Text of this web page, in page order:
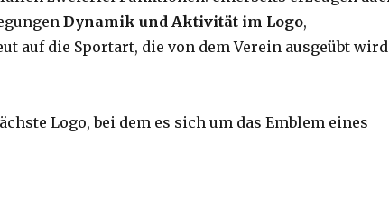
Dynamik und Aktivität im Logo,
auf die Sportart, die von dem Verein ausgeübt
Logo, bei dem es sich um das Emblem eines